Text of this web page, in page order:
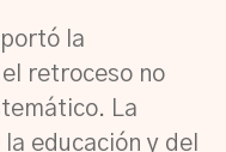
la
retroceso no
La
educación y del